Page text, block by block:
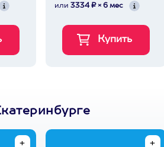
или 3334 ₽ × 6 мес